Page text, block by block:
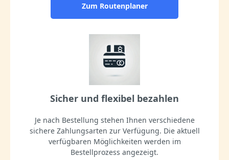
Zum Routenplaner
Sicher und flexibel bezahlen
Je nach Bestellung stehen Ihnen verschiedene
sichere Zahlungsarten zur Verfügung. Die aktuell
verfügbaren Möglichkeiten werden im
Bestellprozess angezeigt.